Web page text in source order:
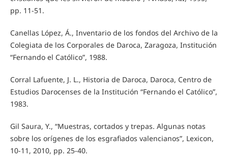
pp. 11-51.
Canellas López, Á., Inventario de los fondos del Archivo de la
Colegiata de los Corporales de Daroca, Zaragoza, Institución
“Fernando el Católico”, 1988.
Corral Lafuente, J. L., Historia de Daroca, Daroca, Centro de
Estudios Darocenses de la Institución “Fernando el Católico”,
1983.
Gil Saura, Y., “Muestras, cortados y trepas. Algunas notas
sobre los orígenes de los esgrafiados valencianos”, Lexicon,
10-11, 2010, pp. 25-40.